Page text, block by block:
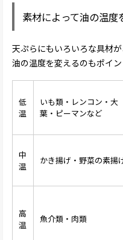
素材によって油の温度
天ぷらにもいろいろな具材
油の温度を変えるのもポイン
低
温
いも類・レンコン・大
葉・ピーマンなど
中
温
かき揚げ・野菜の素揚
高
温
魚介類・肉類